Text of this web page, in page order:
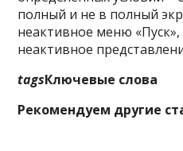
полный и не в полный
неактивное меню
неактивное
tagsКлючевые слова
Рекомендуем другие